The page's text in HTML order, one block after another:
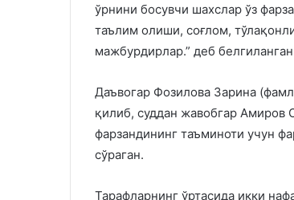
ўрнини босувчи шахслар ўз
таълим олиши, соғлом,
мажбурдирлар.” деб
Даъвогар Фозилова Зарина
қилиб, суддан жавобгар Амиров
фарзандининг таъминоти учун
сўраган.
Тарафларнинг ўртасида икки